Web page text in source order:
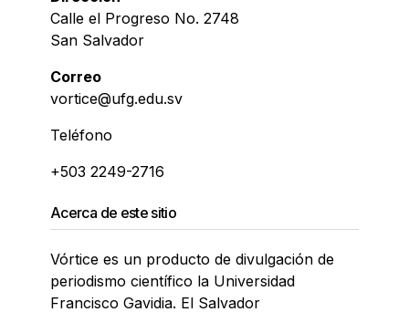
Calle el Progreso No. 2748
San Salvador
Correo
vortice@ufg.edu.sv
Teléfono
+503 2249-2716
Acerca de este sitio
Vórtice es un producto de divulgación de
periodismo científico la Universidad
Francisco Gavidia. El Salvador